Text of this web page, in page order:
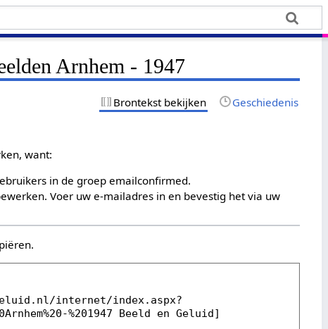
Arnhem - 1947
Brontekst bekijken Geschiedenis
want:
in de groep emailconfirmed.
Voer uw e-mailadres in en bevestig het via uw